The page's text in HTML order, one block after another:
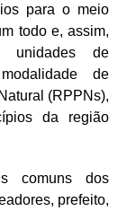
para o meio
todo e, assim,
unidades de
de
(RPPNs),
da região
comuns dos
prefeito,